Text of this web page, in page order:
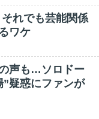
れでも芸能関係
ワケ
声も…ソロドー
疑惑にファンが